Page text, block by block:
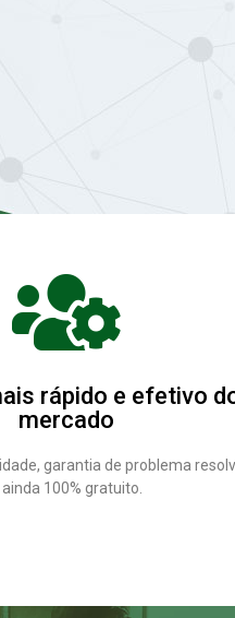
rápido e efetivo
mercado
garantia de problema
100% gratuito.